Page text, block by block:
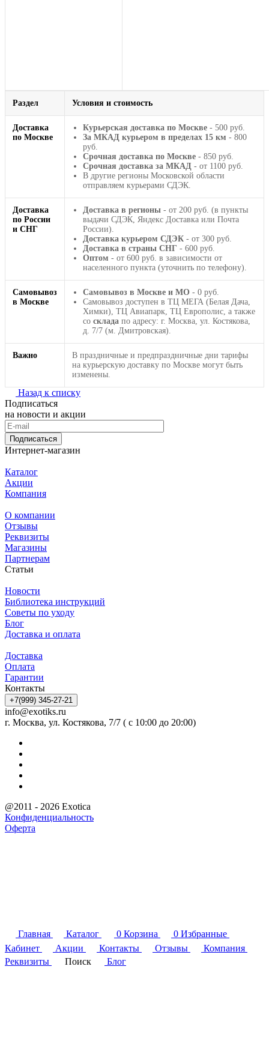
Раздел Условия и стоимость
Доставка
по Москве
Курьерская доставка по Москве - 500 руб.
За МКАД курьером в пределах 15 км - 800
руб.
Срочная доставка по Москве - 850 руб.
Срочная доставка за МКАД - от 1100 руб.
В другие регионы Московской области
отправляем курьерами СДЭК.
Доставка
по России
и СНГ
Доставка в регионы - от 200 руб. (в пункты
выдачи СДЭК, Яндекс Доставка или Почта
России).
Доставка курьером СДЭК - от 300 руб.
Доставка в страны СНГ - 600 руб.
Оптом - от 600 руб. в зависимости от
населенного пункта (уточнить по телефону).
Самовывоз
в Москве
Самовывоз в Москве и МО - 0 руб.
Самовывоз доступен в ТЦ МЕГА (Белая Дача,
Химки), ТЦ Авиапарк, ТЦ Европолис, а также
со склада по адресу: г. Москва, ул. Костякова,
д. 7/7 (м. Дмитровская).
Важно
В праздничные и предпраздничные дни тарифы
на курьерскую доставку по Москве могут быть
изменены.
Назад к списку
Подписаться
на новости и акции
Подписаться
Интернет-магазин
Каталог
Акции
Компания
О компании
Отзывы
Реквизиты
Магазины
Партнерам
Статьи
Новости
Библиотека инструкций
Советы по уходу
Блог
Доставка и оплата
Доставка
Оплата
Гарантии
Контакты
+7(999) 345-27-21
info@exotiks.ru
г. Москва, ул. Костякова, 7/7 ( с 10:00 до 20:00)
@2011 - 2026 Exotica
Конфиденциальность
Оферта
Главная Каталог 0 Корзина 0 Избранные
Кабинет
Акции Контакты Отзывы
Компания
Реквизиты
Поиск Блог